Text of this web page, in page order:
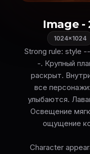
Image -
1024×1024
Strong rule: style
-. Крупный
раскрыт.
все
улыбаются.
Освещение
ощущение
Character